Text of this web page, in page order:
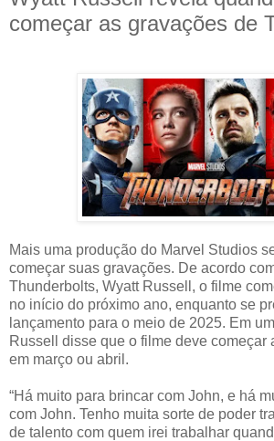
começar as gravações de
Mais uma produção do Marvel Studios
começar suas gravações. De acordo
Thunderbolts, Wyatt Russell, o filme
no início do próximo ano, enquanto se
lançamento para o meio de 2025. Em
Russell disse que o filme deve começar
em março ou abril.
“Há muito para brincar com John, e há
com John. Tenho muita sorte de poder
de talento com quem irei trabalhar